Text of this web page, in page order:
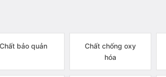
Chất bảo quản
Chất chống oxy
hóa